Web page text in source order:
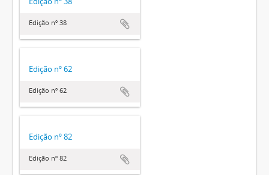
Edição nº 38
Edição nº 62
Edição nº 62
Edição nº 82
Edição nº 82